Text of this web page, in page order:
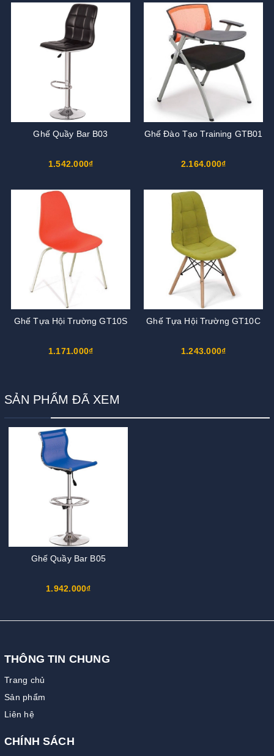
Ghế Quầy Bar B03
1.542.000₫
Ghế Đào Tạo Training GTB01
2.164.000₫
Ghế Tựa Hội Trường GT10S
1.171.000₫
Ghế Tựa Hội Trường GT10C
1.243.000₫
SẢN PHẨM ĐÃ XEM
Ghế Quầy Bar B05
1.942.000₫
THÔNG TIN CHUNG
Trang chủ
Sản phẩm
Liên hệ
CHÍNH SÁCH